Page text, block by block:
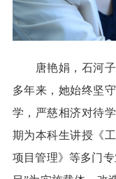
唐艳娟，石河子
多年来，她始终坚
学，严慈相济对待
期为本科生讲授《
项目管理》等多门